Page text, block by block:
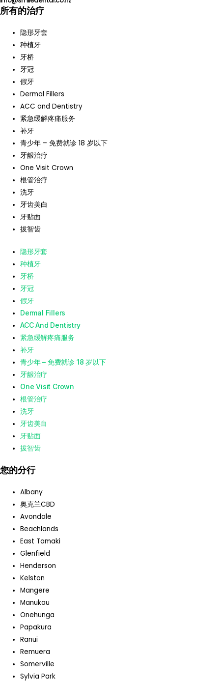
所有的治疗
隐形牙套
种植牙
牙桥
牙冠
假牙
Dermal Fillers
ACC and Dentistry
紧急缓解疼痛服务
补牙
青少年 – 免费就诊 18 岁以下
牙龈治疗
One Visit Crown
根管治疗
洗牙
牙齿美白
牙贴面
拔智齿
隐形牙套
种植牙
牙桥
牙冠
假牙
Dermal Fillers
ACC And Dentistry
紧急缓解疼痛服务
补牙
青少年 – 免费就诊 18 岁以下
牙龈治疗
One Visit Crown
根管治疗
洗牙
牙齿美白
牙贴面
拔智齿
您的分行
Albany
奥克兰CBD
Avondale
Beachlands
East Tamaki
Glenfield
Henderson
Kelston
Mangere
Manukau
Onehunga
Papakura
Ranui
Remuera
Somerville
Sylvia Park